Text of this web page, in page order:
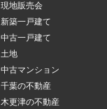
現地販売会
新築一戸建て
中古一戸建て
土地
中古マンション
千葉の不動産
木更津の不動産